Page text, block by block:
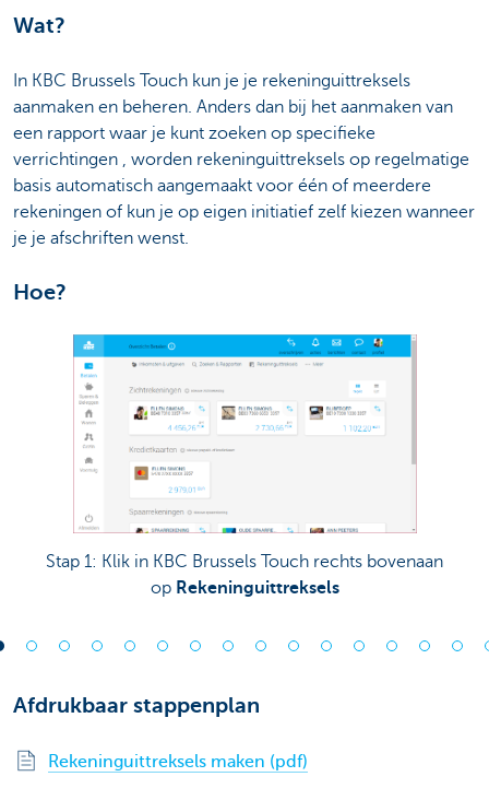
Wat?
In KBC Brussels Touch kun je je rekeninguittreksels
aanmaken en beheren. Anders dan bij het aanmaken van
een rapport waar je kunt zoeken op specifieke
verrichtingen , worden rekeninguittreksels op regelmatige
basis automatisch aangemaakt voor één of meerdere
rekeningen of kun je op eigen initiatief zelf kiezen wanneer
je je afschriften wenst.
Hoe?
Stap 1: Klik in KBC Brussels Touch rechts bovenaan
op Rekeninguittreksels
Afdrukbaar stappenplan
Rekeninguittreksels maken (pdf)